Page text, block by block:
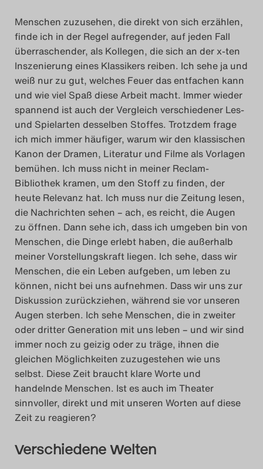
Menschen zuzusehen, die direkt von sich erzählen,
finde ich in der Regel aufregender, auf jeden Fall
überraschender, als Kollegen, die sich an der x-ten
Inszenierung eines Klassikers reiben. Ich sehe ja und
weiß nur zu gut, welches Feuer das entfachen kann
und wie viel Spaß diese Arbeit macht. Immer wieder
spannend ist auch der Vergleich verschiedener Les-
und Spielarten desselben Stoffes. Trotzdem frage
ich mich immer häufiger, warum wir den klassischen
Kanon der Dramen, Literatur und Filme als Vorlagen
bemühen. Ich muss nicht in meiner Reclam-
Bibliothek kramen, um den Stoff zu finden, der
heute Relevanz hat. Ich muss nur die Zeitung lesen,
die Nachrichten sehen – ach, es reicht, die Augen
zu öffnen. Dann sehe ich, dass ich umgeben bin von
Menschen, die Dinge erlebt haben, die außerhalb
meiner Vorstellungskraft liegen. Ich sehe, dass wir
Menschen, die ein Leben aufgeben, um leben zu
können, nicht bei uns aufnehmen. Dass wir uns zur
Diskussion zurückziehen, während sie vor unseren
Augen sterben. Ich sehe Menschen, die in zweiter
oder dritter Generation mit uns leben – und wir sind
immer noch zu geizig oder zu träge, ihnen die
gleichen Möglichkeiten zuzugestehen wie uns
selbst. Diese Zeit braucht klare Worte und
handelnde Menschen. Ist es auch im Theater
sinnvoller, direkt und mit unseren Worten auf diese
Zeit zu reagieren?
Verschiedene Welten